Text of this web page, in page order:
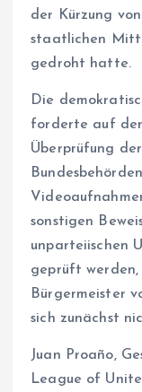
der Kürzung
staatlichen
gedroht hatte.
Die
forderte auf
Überprüfung
sonstigen
unparteiischen
geprüft
Bürgermeister
sich zunächst
Juan Proaño,
League of